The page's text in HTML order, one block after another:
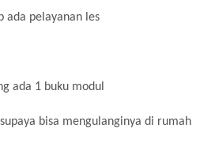
ada pelayanan les
ada 1 buku modul
bisa mengulanginya di rumah